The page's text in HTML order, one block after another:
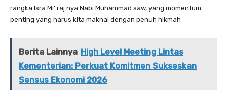
rangka Isra Mi’ raj nya Nabi Muhammad saw, yang momentum
penting yang harus kita maknai dengan penuh hikmah
Berita Lainnya High Level Meeting Lintas
Kementerian: Perkuat Komitmen Sukseskan
Sensus Ekonomi 2026